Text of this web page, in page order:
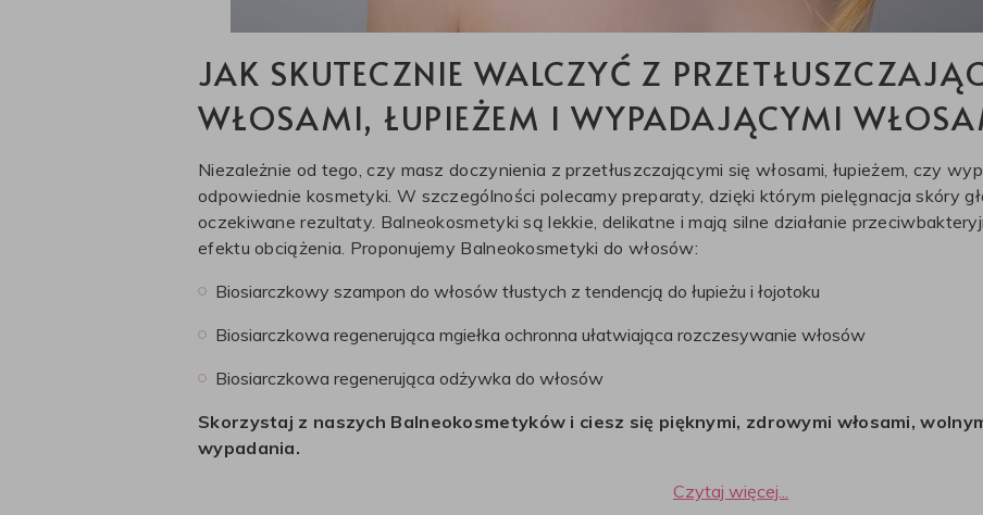
JAK SKUTECZNIE WALCZYĆ Z
WŁOSAMI, ŁUPIEŻEM I WYPADAJĄCYMI
Niezależnie od tego, czy masz doczynienia z przetłuszczającymi się włosami, łupieżem, czy
odpowiednie kosmetyki. W szczególności polecamy preparaty, dzięki którym pielęgnacja skóry
oczekiwane rezultaty. Balneokosmetyki są lekkie, delikatne i mają silne działanie
efektu obciążenia. Proponujemy Balneokosmetyki do włosów:
Biosiarczkowy szampon do włosów tłustych z tendencją do łupieżu i łojotoku
Biosiarczkowa regenerująca mgiełka ochronna ułatwiająca rozczesywanie włosów
Biosiarczkowa regenerująca odżywka do włosów
Skorzystaj z naszych Balneokosmetyków i ciesz się pięknymi, zdrowymi włosami,
wypadania.
Odpowiednia higiena i pielęgnacja włosów ma znaczenie nie tylko w wymiarze estetycznym,
Czytaj więcej...